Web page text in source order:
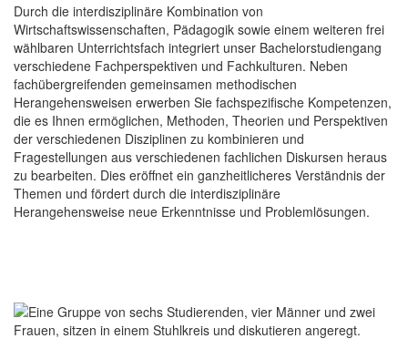
Durch die interdisziplinäre Kombination von
Wirtschaftswissenschaften, Pädagogik sowie einem weiteren frei
wählbaren Unterrichtsfach integriert unser Bachelorstudiengang
verschiedene Fachperspektiven und Fachkulturen. Neben
fachübergreifenden gemeinsamen methodischen
Herangehensweisen erwerben Sie fachspezifische Kompetenzen,
die es Ihnen ermöglichen, Methoden, Theorien und Perspektiven
der verschiedenen Disziplinen zu kombinieren und
Fragestellungen aus verschiedenen fachlichen Diskursen heraus
zu bearbeiten. Dies eröffnet ein ganzheitlicheres Verständnis der
Themen und fördert durch die interdisziplinäre
Herangehensweise neue Erkenntnisse und Problemlösungen.